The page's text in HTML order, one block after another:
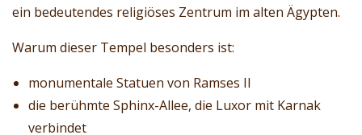
ein bedeutendes religiöses Zentrum im alten Ägypten.
Warum dieser Tempel besonders ist:
monumentale Statuen von Ramses II
die berühmte Sphinx-Allee, die Luxor mit Karnak
verbindet